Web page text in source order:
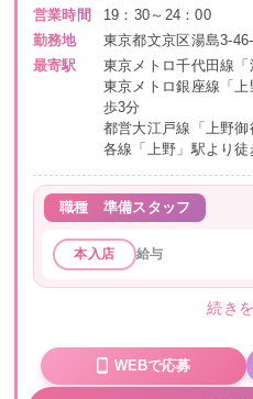
営業時間
19：30～24：00
勤務地
東京都文京区湯島3-
最寄駅
東京メトロ千代田線
東京メトロ銀座線「
歩3分
都営大江戸線「上野
各線「上野」駅より徒
職種 準備スタッフ
本入店 給与
続き
WEBで応募